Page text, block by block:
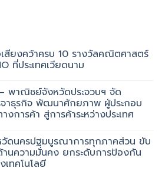
เสียงคว้าครบ 10 รางวัลคณิตศาสตร์
ที่ประเทศเวียดนาม
พาณิชย์จังหวัดประจวบฯ จัด
จาธุรกิจ พัฒนาศักยภาพ ผู้ประกอบ
การค้า สู่การค้าระหว่างประเทศ
ดนครปฐมบูรณาการทุกภาคส่วน ขับ
านความมั่นคง ยกระดับการป้องกัน
ทคโนโลยี